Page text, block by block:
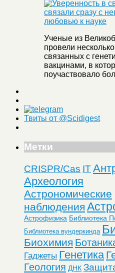
Ученые из
провели
связанных с
вакцинами, в
поучаствовало
Твиты от @Scidigest
Метки
CRISPR/Cas IT
Археология
Астрономические
наблюдения
Астрофизика Библиотека
Библиотека вундеркинда
Биохимия
Гаджеты Генетика
Геология ДНК